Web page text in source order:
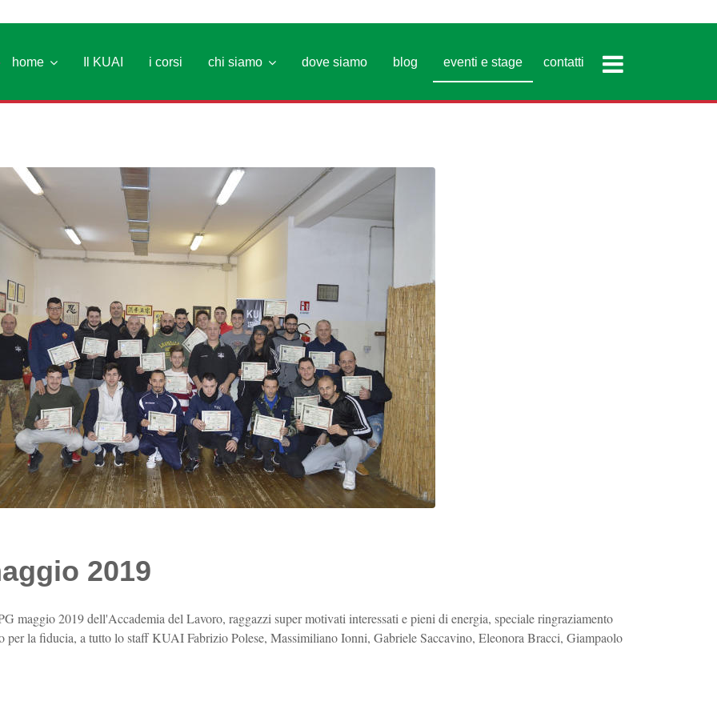
home Il KUAI i corsi chi siamo dove siamo blog eventi e stage contatti
2019
maggio 2019 dell'Accademia del Lavoro, raggazzi super motivati interessati e pieni di energia, speciale ringraziamento
per la fiducia, a tutto lo staff KUAI Fabrizio Polese, Massimiliano Ionni, Gabriele Saccavino, Eleonora Bracci, Giampaolo